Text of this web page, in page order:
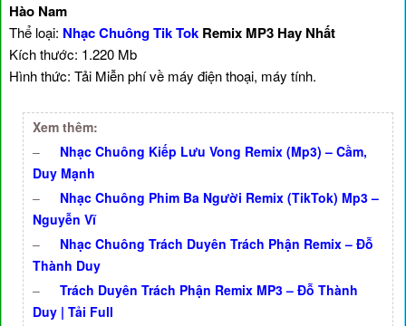
Hào Nam
Thể loại: Nhạc Chuông Tik Tok Remix MP3 Hay Nhất
Kích thước: 1.220 Mb
Hình thức: Tải Miễn phí về máy điện thoại, máy tính.
Xem thêm:
–
Nhạc Chuông Kiếp Lưu Vong Remix (Mp3) – Cầm,
Duy Mạnh
–
Nhạc Chuông Phim Ba Người Remix (TikTok) Mp3 –
Nguyễn Vĩ
–
Nhạc Chuông Trách Duyên Trách Phận Remix – Đỗ
Thành Duy
–
Trách Duyên Trách Phận Remix MP3 – Đỗ Thành
Duy | Tải Full